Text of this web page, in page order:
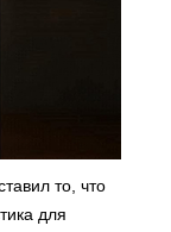
то, что
для